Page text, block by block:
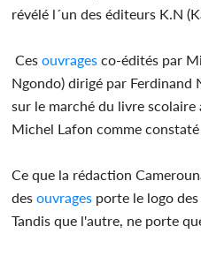
révélé l´un des éditeurs K.N
Ces ouvrages co-édités par
Ngondo) dirigé par Ferdinand
sur le marché du livre scolaire
Michel Lafon comme constaté
Ce que la rédaction
des ouvrages porte le logo
Tandis que l'autre, ne porte